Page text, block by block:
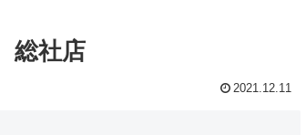
総社店
2021.12.11